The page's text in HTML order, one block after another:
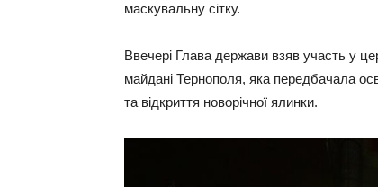
маскувальну сітку.
Ввечері Глава держави взяв участь у
майдані Тернополя, яка передбачала
та відкриття новорічної ялинки.